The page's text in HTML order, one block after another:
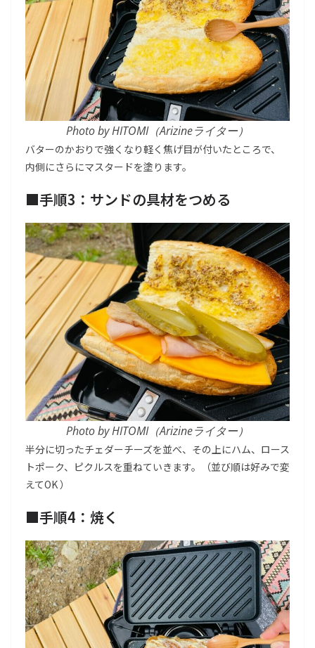
Photo by HITOMI（Arizineライター）
バターのかおりで強くなり軽く焦げ目が付いたところで、
内側にさらにマスタードを塗ります。
■手順3：サンドの具材をつめる
Photo by HITOMI（Arizineライター）
半分に切ったチェダーチーズを並べ、その上にハム、ロース
トポーク、ピクルスを重ねていきます。（並び順は好みで変
えてOK ）
■手順4：焼く